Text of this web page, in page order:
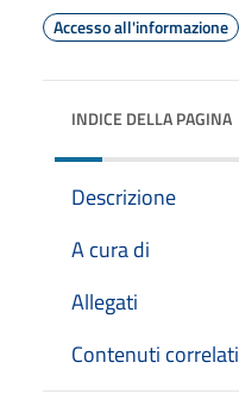
Accesso all'informazione
INDICE DELLA PAGINA
Descrizione
A cura di
Allegati
Contenuti correlati